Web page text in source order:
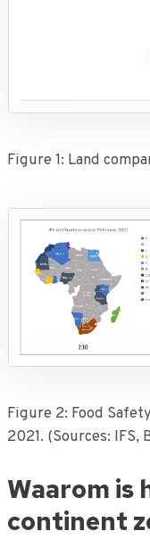
Figure 1: Land
Figure 2: Food
2021. (Sources: IFS,
Waarom is
continent